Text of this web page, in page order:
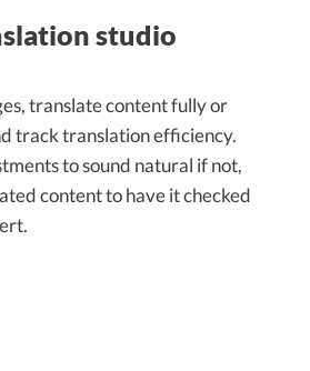
studio
translate content fully or
track translation efficiency.
to sound natural if not,
content to have it checked